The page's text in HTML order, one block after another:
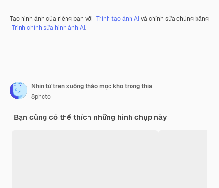
Tạo hình ảnh của riêng bạn với Trình tạo ảnh AIvà chỉnh sửa chúng bằng
Trình chỉnh sửa hình ảnh AI.
Nhìn từ trên xuống thảo mộc khô trong thìa
8photo
Bạn cũng có thể thích những hình chụp này